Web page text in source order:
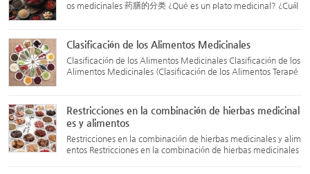
os medicinales 药膳的分类 ¿Qué es un plato medicinal? ¿Cuál
Clasificación de los Alimentos Medicinales
Clasificación de los Alimentos Medicinales Clasificación de los
Alimentos Medicinales (Clasificación de los Alimentos Terapé
Restricciones en la combinación de hierbas medicinal
es y alimentos
Restricciones en la combinación de hierbas medicinales y alim
entos Restricciones en la combinación de hierbas medicinales